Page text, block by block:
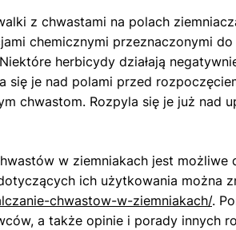
z chwastami na polach
chemicznymi przeznaczonymi
herbicydy działają
się je nad polami przed
chwastom. Rozpyla się je już nad
w ziemniakach jest
ich użytkowania można
chwastow-w-ziemniakach/.
a także opinie i porady innych